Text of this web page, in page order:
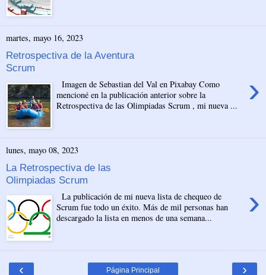
martes, mayo 16, 2023
Retrospectiva de la Aventura
Scrum
›
Imagen de Sebastian del Val en Pixabay Como
mencioné en la publicación anterior sobre la
Retrospectiva de las Olimpiadas Scrum , mi nueva ...
lunes, mayo 08, 2023
La Retrospectiva de las
Olimpiadas Scrum
›
La publicación de mi nueva lista de chequeo de
Scrum fue todo un éxito. Más de mil personas han
descargado la lista en menos de una semana...
‹ ›
Página Principal